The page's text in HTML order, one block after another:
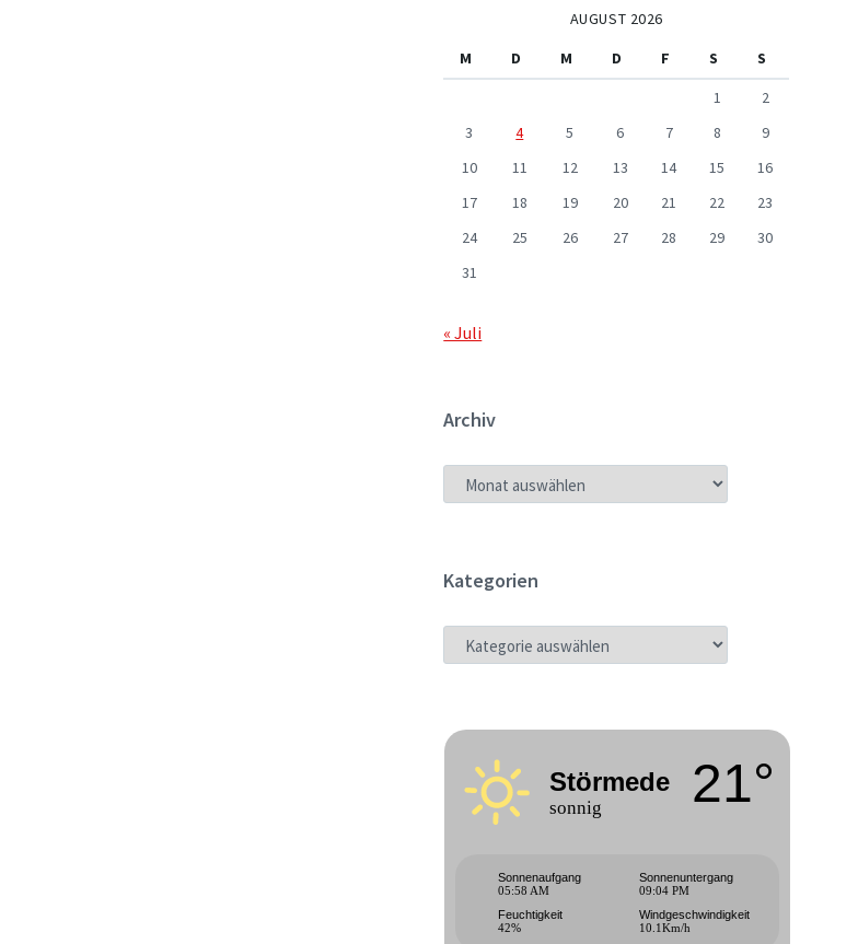
AUGUST 2026
M
D M D F S
S
1
2
3
4 5 6 7 8
9
10
11 12 13 14 15
16
17
18 19 20 21 22
23
24
25 26 27 28 29
30
31
« Juli
Archiv
ARCHIV
Kategorien
KATEGORIEN
Störmede
sonnig 21°
Sonnenaufgang
05:58 AM
Sonnenuntergang
09:04 PM
Feuchtigkeit
42%
Windgeschwindigkeit
10.1Km/h